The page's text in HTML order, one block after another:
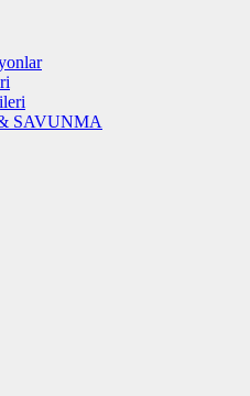
SAVUNMA